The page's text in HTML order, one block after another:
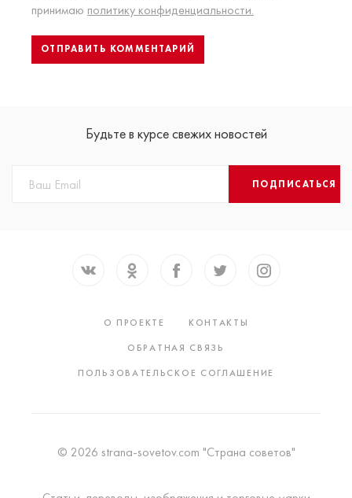
принимаю политику конфиденциальности.
Будьте в курсе свежих новостей
ПОДПИСАТЬСЯ
О ПРОЕКТЕ
КОНТАКТЫ
ОБРАТНАЯ СВЯЗЬ
ПОЛЬЗОВАТЕЛЬСКОЕ СОГЛАШЕНИЕ
© 2026 strana-sovetov.com "Страна советов"